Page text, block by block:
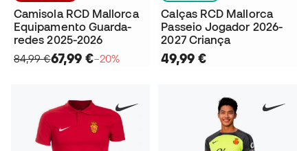
Camisola RCD Mallorca
Equipamento Guarda-
redes 2025-2026
84,99 €67,99 €−20%
Calças RCD Mallorca
Passeio Jogador 2026-
2027 Criança
49,99 €